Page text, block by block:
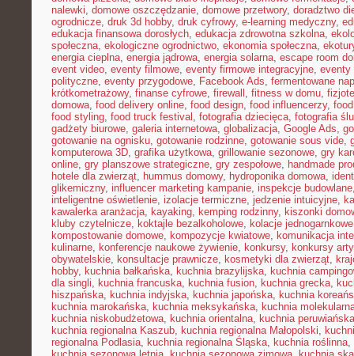
nalewki, domowe oszczędzanie, domowe przetwory, doradztwo
ogrodnicze, druk 3d hobby, druk cyfrowy, e-learning medyczny,
edukacja finansowa dorosłych, edukacja zdrowotna szkolna,
społeczna, ekologiczne ogrodnictwo, ekonomia społeczna,
energia cieplna, energia jądrowa, energia solarna, escape room
event video, eventy filmowe, eventy firmowe integracyjne, eventy
polityczne, eventy przygodowe, Facebook Ads, fermentowane
krótkometrażowy, finanse cyfrowe, firewall , fitness w domu,
domowa, food delivery online, food design, food influencerzy,
food styling, food truck festival , fotografia dziecięca, fotografia
gadżety biurowe, galeria internetowa, globalizacja, Google Ads,
gotowanie na ognisku, gotowanie rodzinne, gotowanie sous vide,
komputerowa 3D, grafika użytkowa, grillowanie sezonowe, gry
online, gry planszowe strategiczne, gry zespołowe, handmade
hotele dla zwierząt, hummus domowy, hydroponika domowa,
glikemiczny, influencer marketing kampanie, inspekcje budowlane
inteligentne oświetlenie, izolacje termiczne, jedzenie intuicyjne,
kawalerka aranżacja, kayaking, kemping rodzinny, kiszonki
kluby czytelnicze, koktajle bezalkoholowe, kolacje jednogarnkowe
kompostowanie domowe, kompozycje kwiatowe, komunikacja
kulinarne, konferencje naukowe żywienie, konkursy, konkursy
obywatelskie, konsultacje prawnicze, kosmetyki dla zwierząt,
hobby, kuchnia bałkańska, kuchnia brazylijska, kuchnia
dla singli, kuchnia francuska, kuchnia fusion, kuchnia grecka,
hiszpańska, kuchnia indyjska, kuchnia japońska, kuchnia
kuchnia marokańska, kuchnia meksykańska, kuchnia
kuchnia niskobudżetowa, kuchnia orientalna, kuchnia peruwiańska
kuchnia regionalna Kaszub, kuchnia regionalna Małopolski,
regionalna Podlasia, kuchnia regionalna Śląska, kuchnia roślinna,